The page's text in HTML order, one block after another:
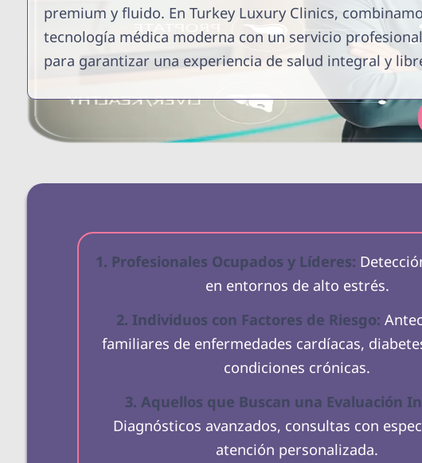
premium y fluido. En Turkey Luxury Clinics,
tecnología médica moderna con un servicio
para garantizar una experiencia de salud integral y
1. Profesionales Ocupados y Líderes:
en entornos de alto estrés.
2. Individuos con Factores de Riesgo:
familiares de enfermedades cardíacas,
condiciones crónicas.
3. Aquellos que Buscan una Evaluación
Diagnósticos avanzados, consultas con
atención personalizada.